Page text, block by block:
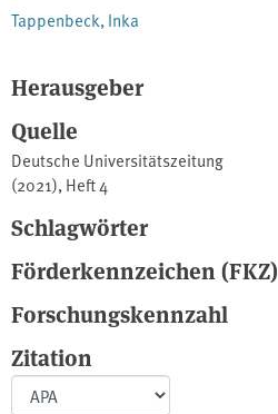
Tappenbeck, Inka
Herausgeber
Quelle
Deutsche Universitätszeitung
(2021), Heft 4
Schlagwörter
Förderkennzeichen (FKZ)
Forschungskennzahl
Zitation